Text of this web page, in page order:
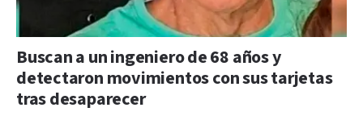
Buscan a un ingeniero de 68 años y
detectaron movimientos con sus tarjetas
tras desaparecer